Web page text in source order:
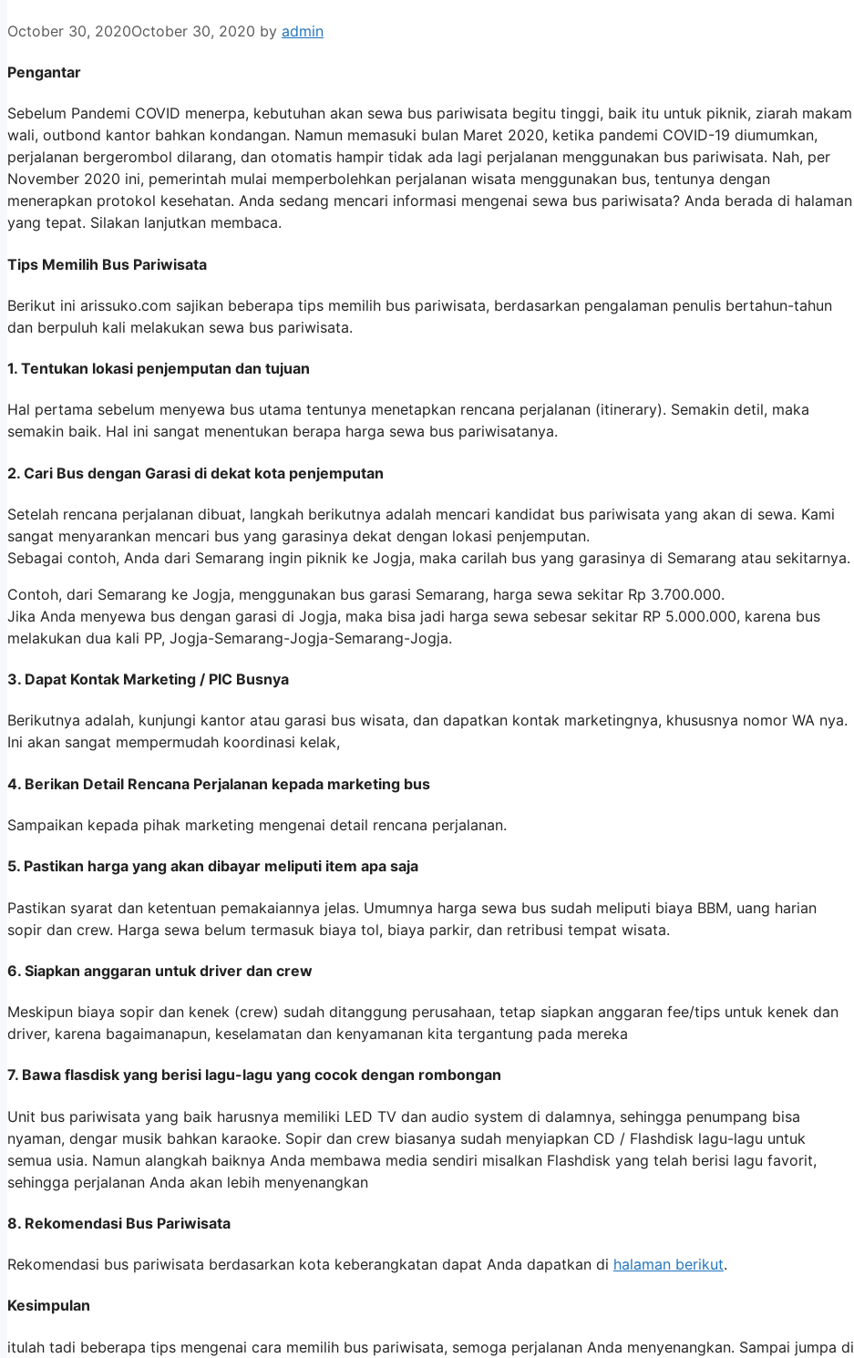
October 30, 2020October 30, 2020 by admin
Pengantar
Sebelum Pandemi COVID menerpa, kebutuhan akan sewa bus pariwisata begitu tinggi, baik itu untuk piknik, ziarah makam
wali, outbond kantor bahkan kondangan. Namun memasuki bulan Maret 2020, ketika pandemi COVID-19 diumumkan,
perjalanan bergerombol dilarang, dan otomatis hampir tidak ada lagi perjalanan menggunakan bus pariwisata. Nah, per
November 2020 ini, pemerintah mulai memperbolehkan perjalanan wisata menggunakan bus, tentunya dengan
menerapkan protokol kesehatan. Anda sedang mencari informasi mengenai sewa bus pariwisata? Anda berada di halaman
yang tepat. Silakan lanjutkan membaca.
Tips Memilih Bus Pariwisata
Berikut ini arissuko.com sajikan beberapa tips memilih bus pariwisata, berdasarkan pengalaman penulis bertahun-tahun
dan berpuluh kali melakukan sewa bus pariwisata.
1. Tentukan lokasi penjemputan dan tujuan
Hal pertama sebelum menyewa bus utama tentunya menetapkan rencana perjalanan (itinerary). Semakin detil, maka
semakin baik. Hal ini sangat menentukan berapa harga sewa bus pariwisatanya.
2. Cari Bus dengan Garasi di dekat kota penjemputan
Setelah rencana perjalanan dibuat, langkah berikutnya adalah mencari kandidat bus pariwisata yang akan di sewa. Kami
sangat menyarankan mencari bus yang garasinya dekat dengan lokasi penjemputan.
Sebagai contoh, Anda dari Semarang ingin piknik ke Jogja, maka carilah bus yang garasinya di Semarang atau sekitarnya.
Contoh, dari Semarang ke Jogja, menggunakan bus garasi Semarang, harga sewa sekitar Rp 3.700.000.
Jika Anda menyewa bus dengan garasi di Jogja, maka bisa jadi harga sewa sebesar sekitar RP 5.000.000, karena bus
melakukan dua kali PP, Jogja-Semarang-Jogja-Semarang-Jogja.
3. Dapat Kontak Marketing / PIC Busnya
Berikutnya adalah, kunjungi kantor atau garasi bus wisata, dan dapatkan kontak marketingnya, khususnya nomor WA nya.
Ini akan sangat mempermudah koordinasi kelak,
4. Berikan Detail Rencana Perjalanan kepada marketing bus
Sampaikan kepada pihak marketing mengenai detail rencana perjalanan.
5. Pastikan harga yang akan dibayar meliputi item apa saja
Pastikan syarat dan ketentuan pemakaiannya jelas. Umumnya harga sewa bus sudah meliputi biaya BBM, uang harian
sopir dan crew. Harga sewa belum termasuk biaya tol, biaya parkir, dan retribusi tempat wisata.
6. Siapkan anggaran untuk driver dan crew
Meskipun biaya sopir dan kenek (crew) sudah ditanggung perusahaan, tetap siapkan anggaran fee/tips untuk kenek dan
driver, karena bagaimanapun, keselamatan dan kenyamanan kita tergantung pada mereka
7. Bawa flasdisk yang berisi lagu-lagu yang cocok dengan rombongan
Unit bus pariwisata yang baik harusnya memiliki LED TV dan audio system di dalamnya, sehingga penumpang bisa
nyaman, dengar musik bahkan karaoke. Sopir dan crew biasanya sudah menyiapkan CD / Flashdisk lagu-lagu untuk
semua usia. Namun alangkah baiknya Anda membawa media sendiri misalkan Flashdisk yang telah berisi lagu favorit,
sehingga perjalanan Anda akan lebih menyenangkan
8. Rekomendasi Bus Pariwisata
Rekomendasi bus pariwisata berdasarkan kota keberangkatan dapat Anda dapatkan di halaman berikut.
Kesimpulan
itulah tadi beberapa tips mengenai cara memilih bus pariwisata, semoga perjalanan Anda menyenangkan. Sampai jumpa di